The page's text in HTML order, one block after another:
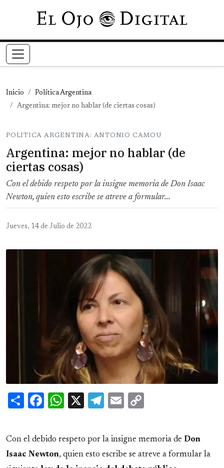
Pasar al contenido principal
Inicio
Política Argentina
Argentina: mejor no hablar (de ciertas cosas)
POLITICA ARGENTINA: ANTONIO CAMOU
Argentina: mejor no hablar (de
ciertas cosas)
Con el debido respeto por la insigne memoria de Don Isaac
Newton, quien esto escribe se atreve a formular...
Jueves, 14 de Julio de 2022
ShareFacebook
WhatsApp
X Telegram
Email
Con el debido respeto por la insigne memoria de Don
Isaac Newton, quien esto escribe se atreve a formular la